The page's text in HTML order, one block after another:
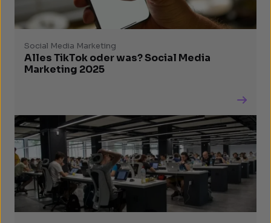
Social Media Marketing
Alles TikTok oder was? Social Media
Marketing 2025